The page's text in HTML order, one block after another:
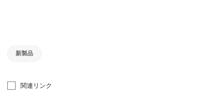
新製品
関連リンク